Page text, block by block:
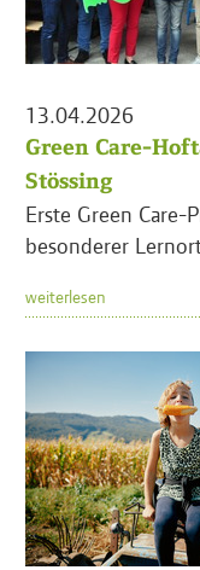
13.04.2026
Green Care-
Stössing
Erste Green Care-
besonderer
weiterlesen